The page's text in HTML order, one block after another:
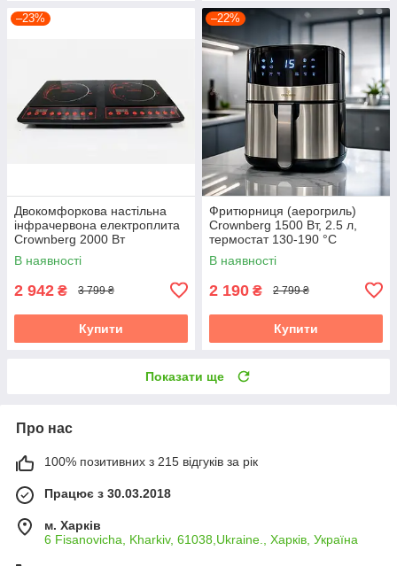
–23%
Двокомфоркова настільна
інфрачервона електроплита
Crownberg 2000 Вт
В наявності
2 942 ₴ 3 799 ₴
Купити
–22%
Фритюрниця (аерогриль)
Crownberg 1500 Вт, 2.5 л,
термостат 130-190 °C
В наявності
2 190 ₴ 2 799 ₴
Купити
Показати ще
Про нас
100% позитивних з 215 відгуків за рік
Працює з 30.03.2018
м. Харків
6 Fisanovicha, Kharkiv, 61038,Ukraine., Харків, Україна